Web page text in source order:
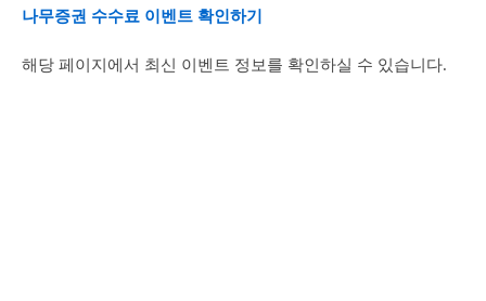
나무증권 수수료 이벤트 확인하기
해당 페이지에서 최신 이벤트 정보를 확인하실 수 있습니다.